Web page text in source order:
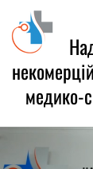
медико-